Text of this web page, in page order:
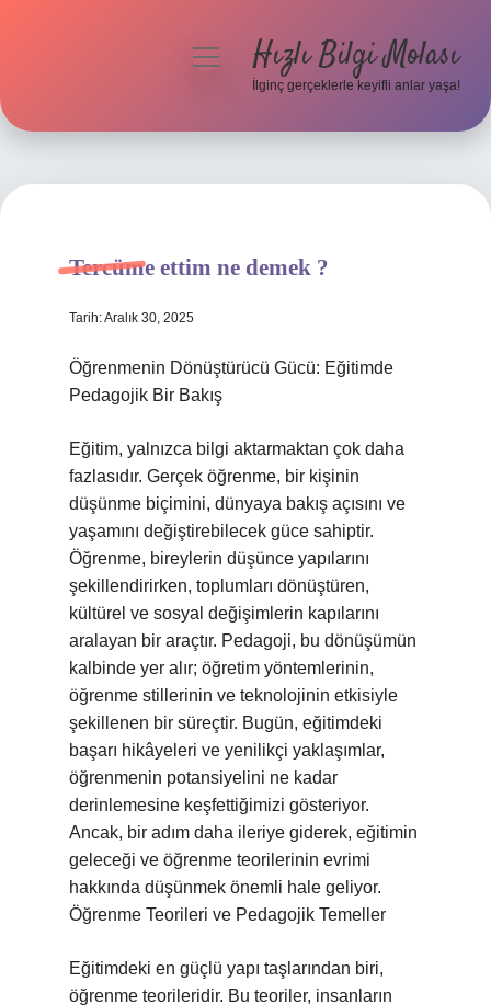
Hakkımızda
menüyüHızlı Bilgi Molası
İlginç gerçeklerle keyifli anlar yaşa!
Tercüme ettim ne demek ?
Tarih: Aralık 30, 2025
Öğrenmenin Dönüştürücü Gücü: Eğitimde
Pedagojik Bir Bakış
Eğitim, yalnızca bilgi aktarmaktan çok daha
fazlasıdır. Gerçek öğrenme, bir kişinin
düşünme biçimini, dünyaya bakış açısını ve
yaşamını değiştirebilecek güce sahiptir.
Öğrenme, bireylerin düşünce yapılarını
şekillendirirken, toplumları dönüştüren,
kültürel ve sosyal değişimlerin kapılarını
aralayan bir araçtır. Pedagoji, bu dönüşümün
kalbinde yer alır; öğretim yöntemlerinin,
öğrenme stillerinin ve teknolojinin etkisiyle
şekillenen bir süreçtir. Bugün, eğitimdeki
başarı hikâyeleri ve yenilikçi yaklaşımlar,
öğrenmenin potansiyelini ne kadar
derinlemesine keşfettiğimizi gösteriyor.
Ancak, bir adım daha ileriye giderek, eğitimin
geleceği ve öğrenme teorilerinin evrimi
hakkında düşünmek önemli hale geliyor.
Öğrenme Teorileri ve Pedagojik Temeller
Eğitimdeki en güçlü yapı taşlarından biri,
öğrenme teorileridir. Bu teoriler, insanların